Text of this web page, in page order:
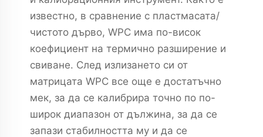
известно, в сравнение с пластмасата/
чистото дърво, WPC има по-висок
коефициент на термично разширение и
свиване. След излизането си от
матрицата WPC все още е достатъчно
мек, за да се калибрира точно по по-
широк диапазон от дължина, за да се
запази стабилността му и да се